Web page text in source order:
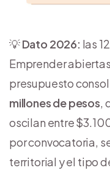
💡Dato 2026: las
Emprender
presupuesto
millones de pesos,
oscilan entre
por convocatoria,
territorial y el tipo